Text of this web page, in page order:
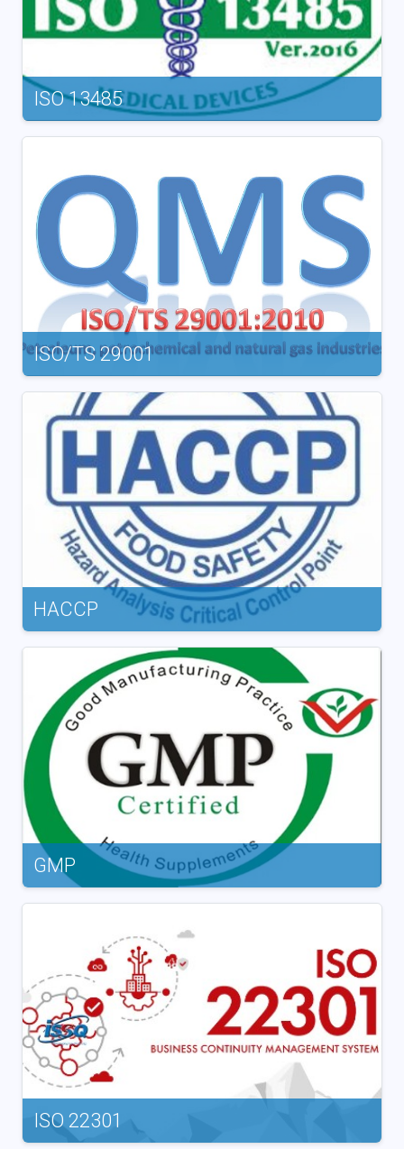
ISO 13485
ISO/TS 29001
HACCP
GMP
ISO 22301